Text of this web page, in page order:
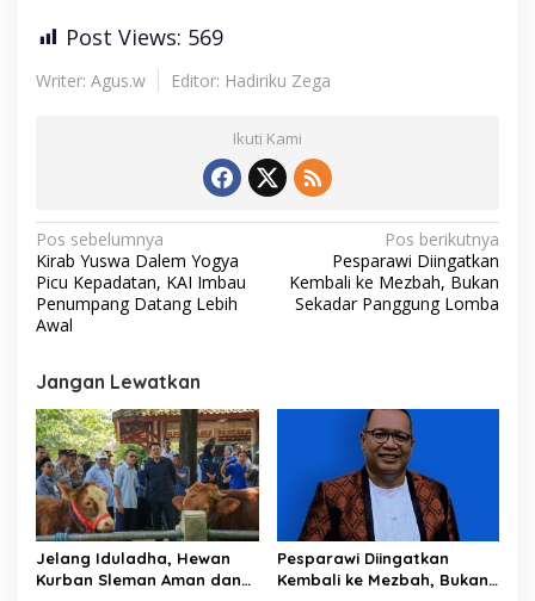
Post Views: 569
Writer: Agus.w Editor: Hadiriku Zega
Ikuti Kami
N
a
v
g
a
s
i
p
o
s
Pos sebelumnya
Kirab Yuswa Dalem Yogya
Picu Kepadatan, KAI Imbau
Penumpang Datang Lebih
Awal
Pos berikutnya
Pesparawi Diingatkan
Kembali ke Mezbah, Bukan
Sekadar Panggung Lomba
Jangan Lewatkan
Jelang Iduladha, Hewan
Kurban Sleman Aman dan
Pesparawi Diingatkan
Kembali ke Mezbah, Bukan